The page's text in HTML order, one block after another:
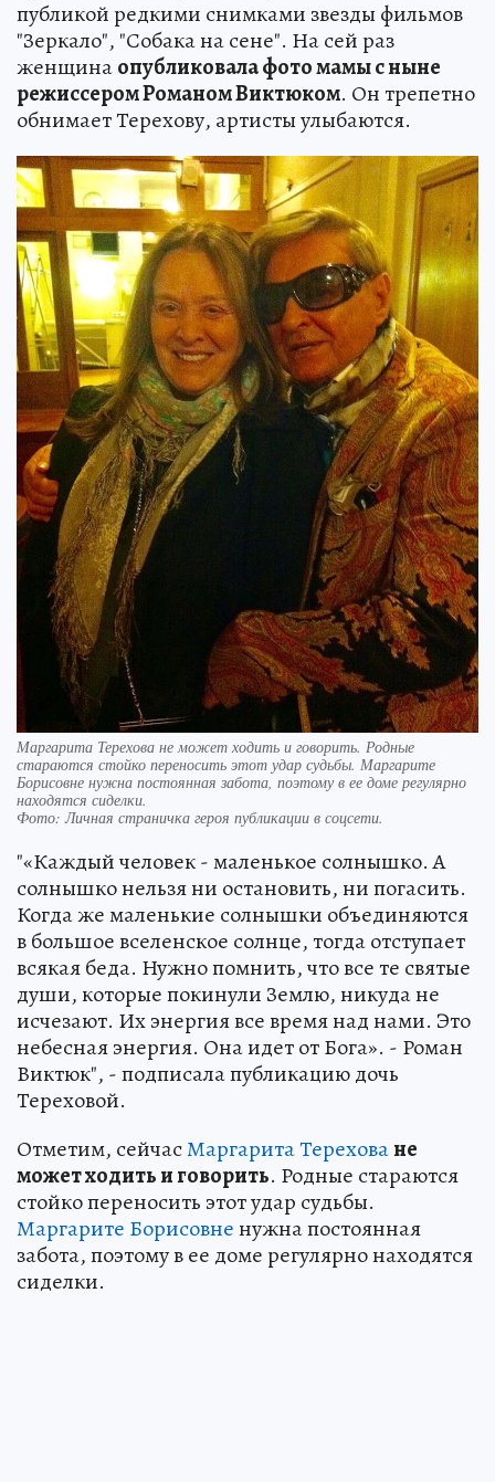
публикой редкими снимками звезды фильмов
"Зеркало", "Собака на сене". На сей раз
женщинаопубликовала фото мамы с ныне
режиссером Романом Виктюком. Он трепетно
обнимает Терехову, артисты улыбаются.
Маргарита Терехова не может ходить и говорить. Родные
стараются стойко переносить этот удар судьбы. Маргарите
Борисовне нужна постоянная забота, поэтому в ее доме регулярно
находятся сиделки.
Фото:Личная страничка героя публикации в соцсети.
"«Каждый человек - маленькое солнышко. А
солнышко нельзя ни остановить, ни погасить.
Когда же маленькие солнышки объединяются
в большое вселенское солнце, тогда отступает
всякая беда. Нужно помнить, что все те святые
души, которые покинули Землю, никуда не
исчезают. Их энергия все время над нами. Это
небесная энергия. Она идет от Бога». - Роман
Виктюк", - подписала публикацию дочь
Тереховой.
Отметим, сейчасМаргарита Тереховане
может ходить и говорить. Родные стараются
стойко переносить этот удар судьбы.
Маргарите Борисовненужна постоянная
забота, поэтому в ее доме регулярно находятся
сиделки.